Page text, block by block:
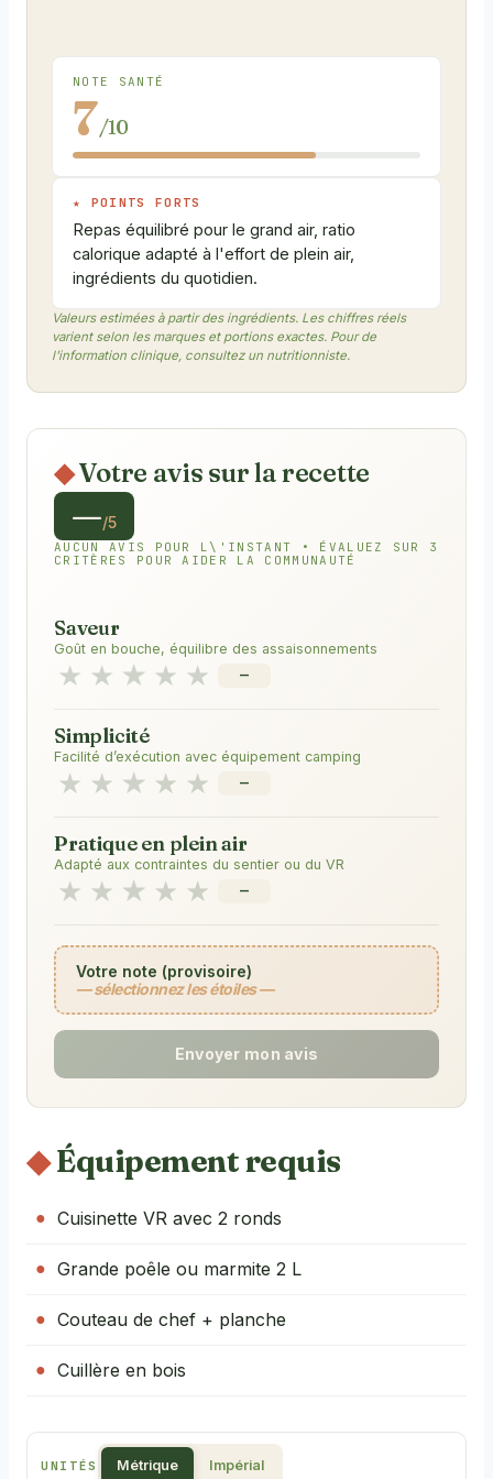
NOTE SANTÉ
7/10
★ POINTS FORTS
Repas équilibré pour le grand air, ratio
calorique adapté à l'effort de plein air,
ingrédients du quotidien.
Valeurs estimées à partir des ingrédients. Les chiffres réels
varient selon les marques et portions exactes. Pour de
l'information clinique, consultez un nutritionniste.
Votre avis sur la recette
—/5
AUCUN AVIS POUR L\'INSTANT • ÉVALUEZ SUR 3
CRITÈRES POUR AIDER LA COMMUNAUTÉ
Saveur
Goût en bouche, équilibre des assaisonnements
★ ★ ★ ★ ★ —
Simplicité
Facilité d’exécution avec équipement camping
★ ★ ★ ★ ★ —
Pratique en plein air
Adapté aux contraintes du sentier ou du VR
★ ★ ★ ★ ★ —
Votre note (provisoire)
— sélectionnez les étoiles —
Envoyer mon avis
Équipement requis
Cuisinette VR avec 2 ronds
Grande poêle ou marmite 2 L
Couteau de chef + planche
Cuillère en bois
UNITÉS Métrique Impérial